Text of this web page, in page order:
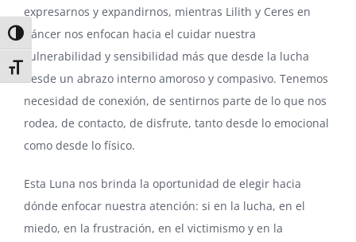
Alternar alto contraste
Alternar tamaño de letra
expresarnos y expandirnos, mientras Lilith y Ceres en
Cáncer nos enfocan hacia el cuidar nuestra
vulnerabilidad y sensibilidad más que desde la lucha
desde un abrazo interno amoroso y compasivo. Tenemos
necesidad de conexión, de sentirnos parte de lo que nos
rodea, de contacto, de disfrute, tanto desde lo emocional
como desde lo físico.
Esta Luna nos brinda la oportunidad de elegir hacia
dónde enfocar nuestra atención: si en la lucha, en el
miedo, en la frustración, en el victimismo y en la